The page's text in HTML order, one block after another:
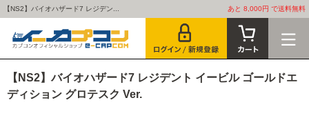
【NS2】バイオハザード7 レジデン... あと 8,000円 で送料無料
【NS2】バイオハザード7 レジデント イービル ゴールドエ
ディション グロテスク Ver.